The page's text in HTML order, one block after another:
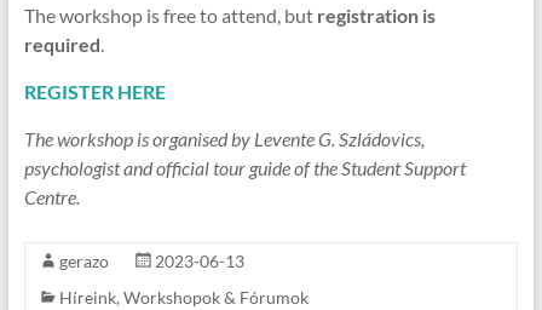
The workshop is free to attend, but registration is
required.
REGISTER HERE
The workshop is organised by Levente G. Szládovics,
psychologist and official tour guide of the Student Support
Centre.
gerazo
2023-06-13
Híreink, Workshopok & Fórumok